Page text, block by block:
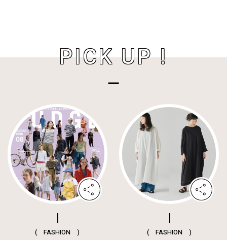
PICK UP !
( FASHION ) ( FASHION )